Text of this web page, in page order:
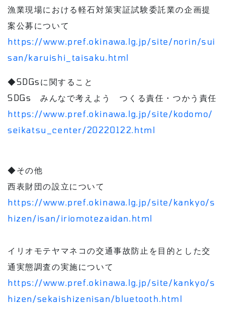
漁業現場における軽石対策実証試験委託業の企画提
案公募について
https://www.pref.okinawa.lg.jp/site/norin/sui
san/karuishi_taisaku.html
◆SDGsに関すること
SDGs みんなで考えよう つくる責任・つかう責任
https://www.pref.okinawa.lg.jp/site/kodomo/
seikatsu_center/20220122.html
◆その他
西表財団の設立について
https://www.pref.okinawa.lg.jp/site/kankyo/s
hizen/isan/iriomotezaidan.html
イリオモテヤマネコの交通事故防止を目的とした交
通実態調査の実施について
https://www.pref.okinawa.lg.jp/site/kankyo/s
hizen/sekaishizenisan/bluetooth.html